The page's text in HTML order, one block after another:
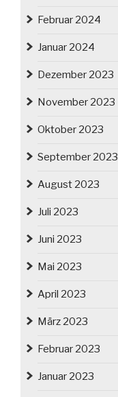
Februar 2024
Januar 2024
Dezember 2023
November 2023
Oktober 2023
September 2023
August 2023
Juli 2023
Juni 2023
Mai 2023
April 2023
März 2023
Februar 2023
Januar 2023